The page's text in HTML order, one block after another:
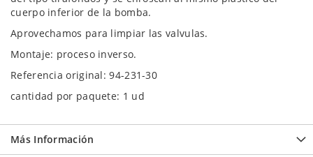
cuerpo inferior de la bomba.
Aprovechamos para limpiar las valvulas.
Montaje: proceso inverso.
Referencia original:94-231-30
cantidad por paquete: 1 ud
Más Información